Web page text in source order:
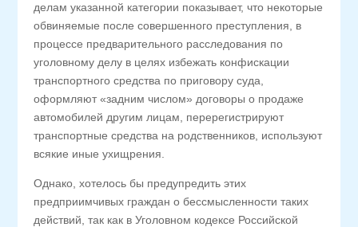
делам указанной категории показывает, что некоторые
обвиняемые после совершенного преступления, в
процессе предварительного расследования по
уголовному делу в целях избежать конфискации
транспортного средства по приговору суда,
оформляют «задним числом» договоры о продаже
автомобилей другим лицам, перерегистрируют
транспортные средства на родственников, используют
всякие иные ухищрения.
Однако, хотелось бы предупредить этих
предприимчивых граждан о бессмысленности таких
действий, так как в Уголовном кодексе Российской